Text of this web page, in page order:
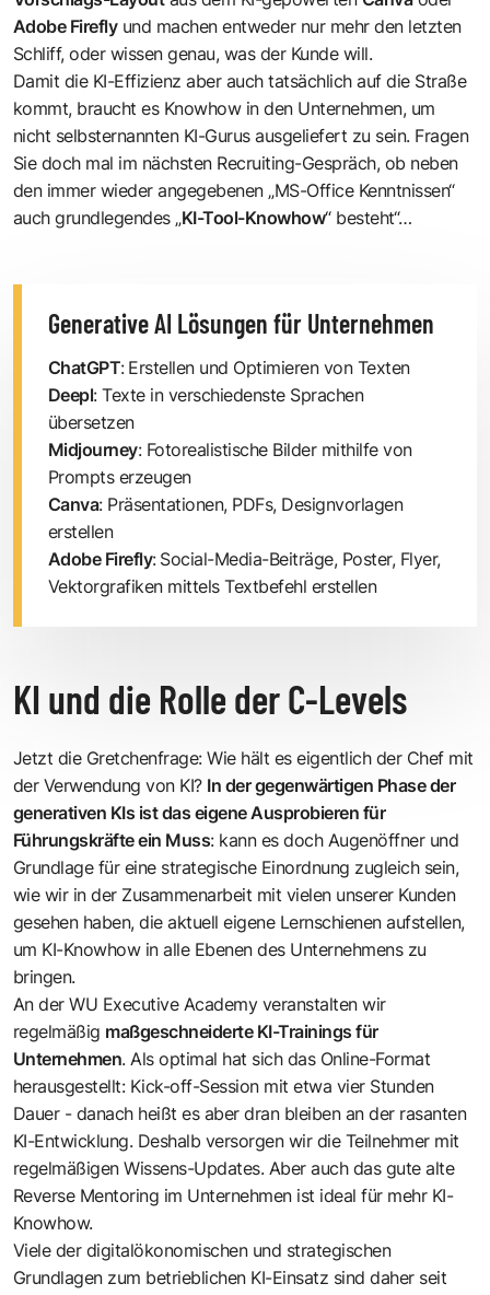
Adobe Fireflyund machen entweder nur mehr den letzten
Schliff, oder wissen genau, was der Kunde will.
Damit die KI-Effizienz aber auch tatsächlich auf die Straße
kommt, braucht es Knowhow in den Unternehmen, um
nicht selbsternannten KI-Gurus ausgeliefert zu sein. Fragen
Sie doch mal im nächsten Recruiting-Gespräch, ob neben
den immer wieder angegebenen „MS-Office Kenntnissen“
auch grundlegendes „KI-Tool-Knowhow“ besteht“…
Generative AI Lösungen für Unternehmen
ChatGPT: Erstellen und Optimieren von Texten
Deepl: Texte in verschiedenste Sprachen
übersetzen
Midjourney: Fotorealistische Bilder mithilfe von
Prompts erzeugen
Canva: Präsentationen, PDFs, Designvorlagen
erstellen
Adobe Firefly: Social-Media-Beiträge, Poster, Flyer,
Vektorgrafiken mittels Textbefehl erstellen
KI und die Rolle der C-Levels
Jetzt die Gretchenfrage: Wie hält es eigentlich der Chef mit
der Verwendung von KI? In der gegenwärtigen Phase der
generativen KIs ist das eigene Ausprobieren für
Führungskräfte ein Muss: kann es doch Augenöffner und
Grundlage für eine strategische Einordnung zugleich sein,
wie wir in der Zusammenarbeit mit vielen unserer Kunden
gesehen haben, die aktuell eigene Lernschienen aufstellen,
um KI-Knowhow in alle Ebenen des Unternehmens zu
bringen.
An der WU Executive Academy veranstalten wir
regelmäßig maßgeschneiderte KI-Trainings für
Unternehmen. Als optimal hat sich das Online-Format
herausgestellt: Kick-off-Session mit etwa vier Stunden
Dauer - danach heißt es aber dran bleiben an der rasanten
KI-Entwicklung. Deshalb versorgen wir die Teilnehmer mit
regelmäßigen Wissens-Updates. Aber auch das gute alte
Reverse Mentoring im Unternehmen ist ideal für mehr KI-
Knowhow.
Viele der digitalökonomischen und strategischen
Grundlagen zum betrieblichen KI-Einsatz sind daher seit